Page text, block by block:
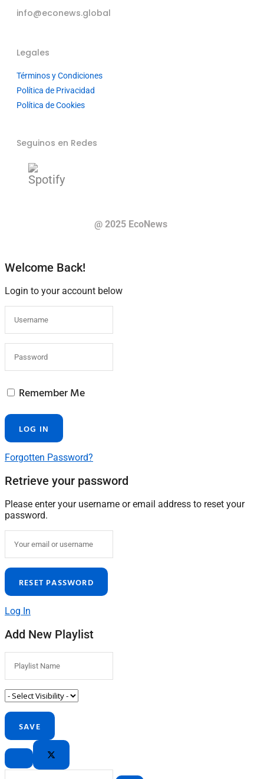
info@econews.global
Legales
Términos y Condiciones
Política de Privacidad
Política de Cookies
Seguinos en Redes
@ 2025 EcoNews
Welcome Back!
Login to your account below
Remember Me
Forgotten Password?
Retrieve your password
Please enter your username or email address to reset your
password.
Log In
Add New Playlist